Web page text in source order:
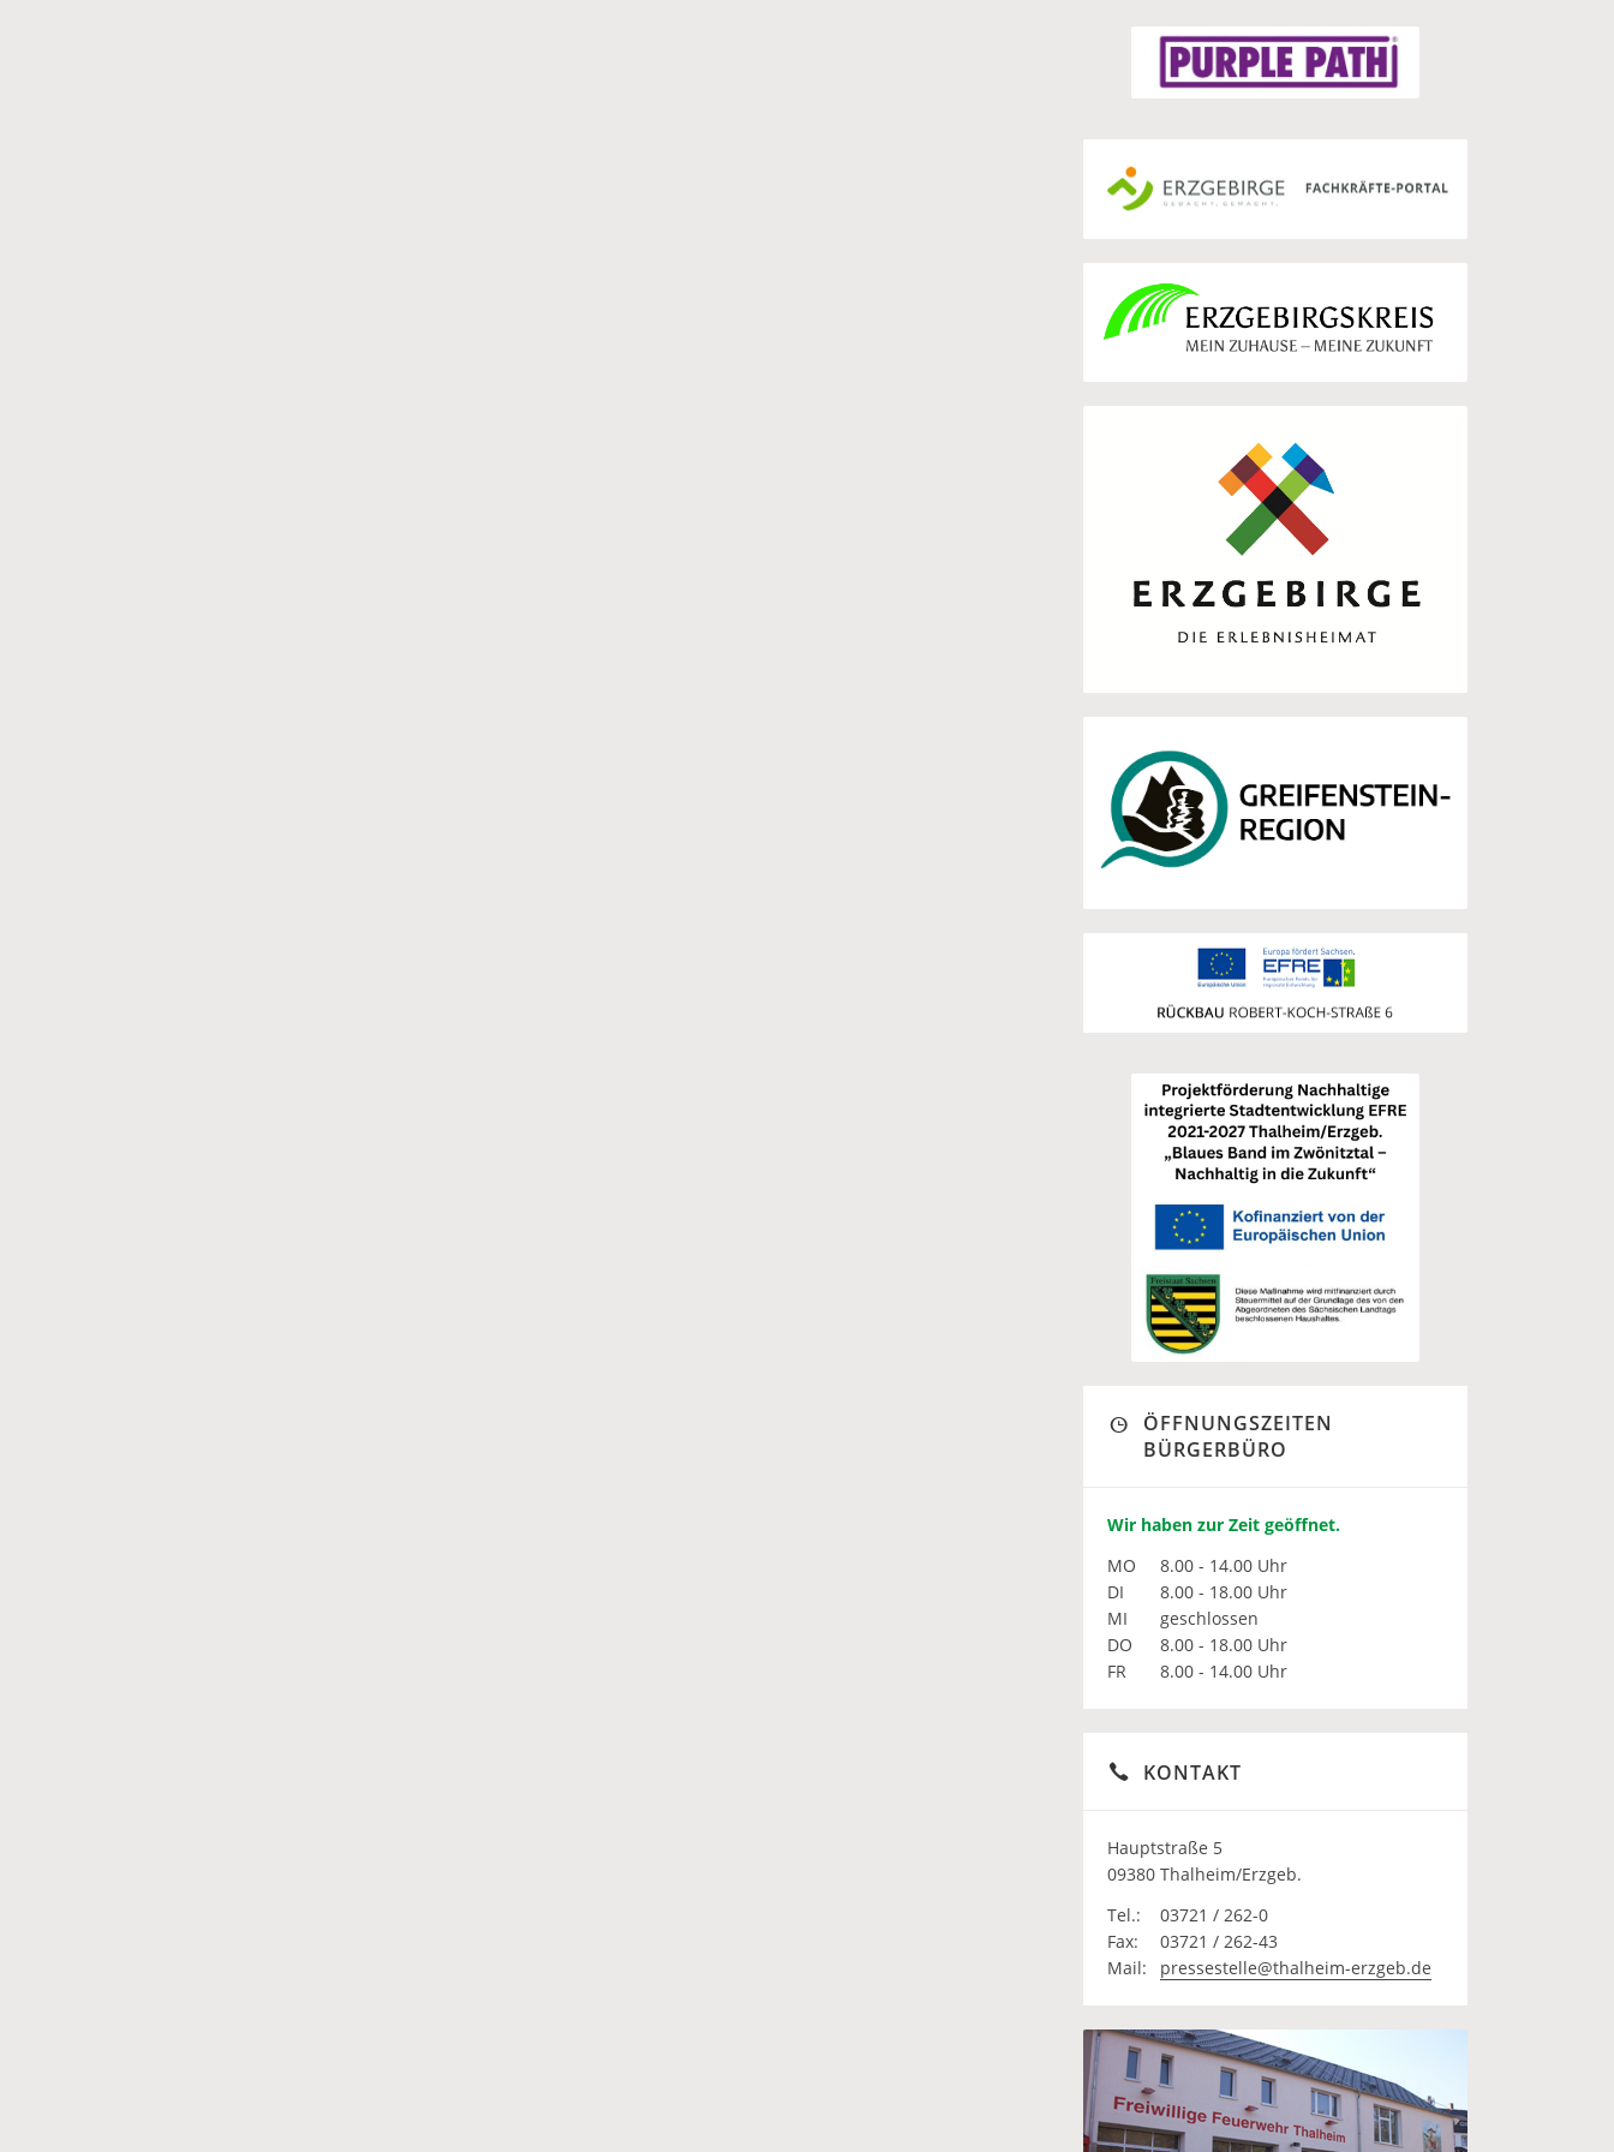
ÖFFNUNGSZEITEN
BÜRGERBÜRO
Wir haben zur Zeit geöffnet.
MO
8.00 - 14.00 Uhr
DI
8.00 - 18.00 Uhr
MI
geschlossen
DO
8.00 - 18.00 Uhr
FR
8.00 - 14.00 Uhr
KONTAKT
Hauptstraße 5
09380 Thalheim/Erzgeb.
Tel.:
03721 / 262-0
Fax:
03721 / 262-43
Mail:
pressestelle@thalheim-erzgeb.de